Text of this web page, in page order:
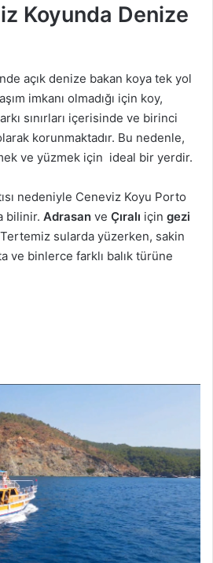
Koyunda Denize
açık denize bakan koya tek yol
imkanı olmadığı için koy,
sınırları içerisinde ve birinci
korunmaktadır. Bu nedenle,
ve yüzmek için ideal bir yerdir.
nedeniyle Ceneviz Koyu Porto
bilinir. Adrasan ve Çıralı için gezi
sularda yüzerken, sakin
ve binlerce farklı balık türüne